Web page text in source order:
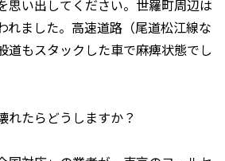
思い出してください。世羅町周辺は
れました。高速道路（尾道松江線な
道もスタックした車で麻痺状態でし
れたらどうしますか？